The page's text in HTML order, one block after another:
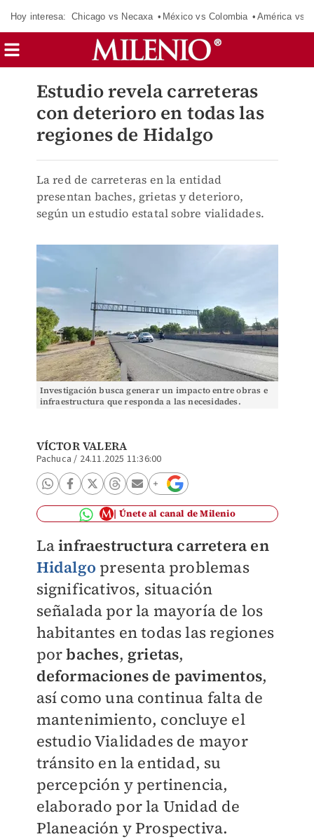
Hoy interesa: Chicago vs Necaxa México vs Colombia América vs
Estudio revela carreteras
con deterioro en todas las
regiones de Hidalgo
La red de carreteras en la entidad
presentan baches, grietas y deterioro,
según un estudio estatal sobre vialidades.
Investigación busca generar un impacto entre obras e
infraestructura que responda a las necesidades.
VÍCTOR VALERA
Pachuca / 24.11.2025 11:36:00
Únete al canal de Milenio
Lainfraestructura carretera en
Hidalgo presenta problemas
significativos, situación
señalada por la mayoría de los
habitantes en todas las regiones
porbaches, grietas,
deformaciones de pavimentos,
así como una continua falta de
mantenimiento, concluye el
estudio Vialidades de mayor
tránsito en la entidad, su
percepción y pertinencia,
elaborado por la Unidad de
Planeación y Prospectiva.